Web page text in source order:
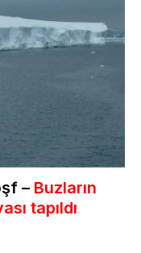
– Buzların
tapıldı